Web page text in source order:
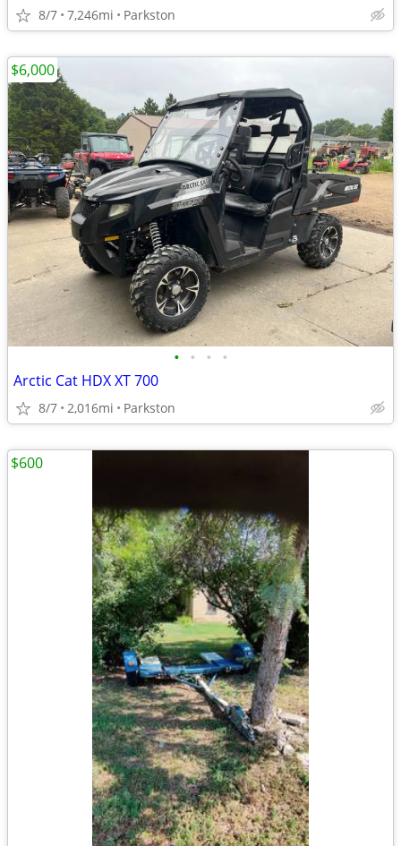
8/7 7,246mi Parkston
• • • •
Arctic Cat HDX XT 700
8/7 2,016mi Parkston
$6,000
$600